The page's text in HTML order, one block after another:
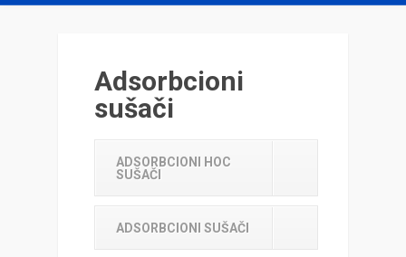
Adsorbcioni
sušači
ADSORBCIONI HOC
SUŠAČI
ADSORBCIONI SUŠAČI